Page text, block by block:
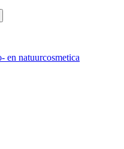
en natuurcosmetica